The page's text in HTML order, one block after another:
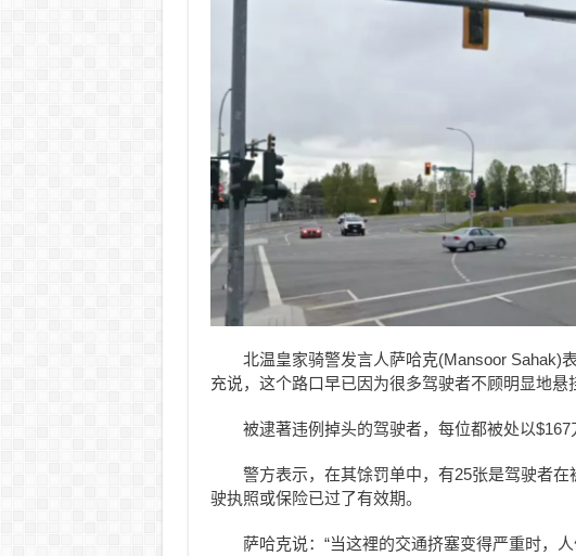
北温皇家骑警发言人萨哈克(Mansoor Sahak)
充说，这个路口早已因为很多驾驶者不顾明显地悬
被逮著违例掉头的驾驶者，每位都被处以$167
警方表示，在其馀罚单中，有25张是驾驶者
驶执照或保险已过了有效期。
萨哈克说：“当这裡的交通挤塞变得严重时，